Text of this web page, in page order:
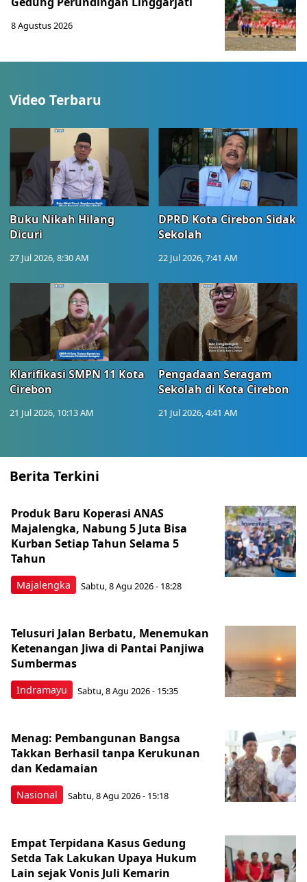
8 Agustus 2026
Video Terbaru
Buku Nikah Hilang
Dicuri
27 Jul 2026, 8:30 AM
DPRD Kota Cirebon Sidak
Sekolah
22 Jul 2026, 7:41 AM
Klarifikasi SMPN 11 Kota
Cirebon
21 Jul 2026, 10:13 AM
Pengadaan Seragam
Sekolah di Kota Cirebon
21 Jul 2026, 4:41 AM
Berita Terkini
Majalengka
Produk Baru Koperasi ANAS
Majalengka, Nabung 5 Juta Bisa
Kurban Setiap Tahun Selama 5
Tahun
Sabtu, 8 Agu 2026 - 18:28
Indramayu
Telusuri Jalan Berbatu, Menemukan
Ketenangan Jiwa di Pantai Panjiwa
Sumbermas
Sabtu, 8 Agu 2026 - 15:35
Nasional
Menag: Pembangunan Bangsa
Takkan Berhasil tanpa Kerukunan
dan Kedamaian
Sabtu, 8 Agu 2026 - 15:18
Empat Terpidana Kasus Gedung
Setda Tak Lakukan Upaya Hukum
Lain sejak Vonis Juli Kemarin